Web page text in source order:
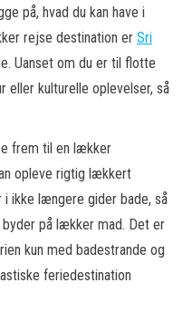
på, hvad du kan have i
rejse destination er Sri
Uanset om du er til flotte
eller kulturelle oplevelser, så
frem til en lækker
opleve rigtig lækkert
i ikke længere gider bade, så
på lækker mad. Det er
kun med badestrande og
feriedestination